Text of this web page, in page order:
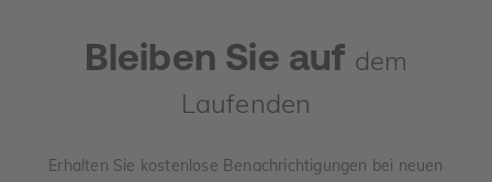
Bleiben Sie auf dem
Laufenden
Erhalten Sie kostenlose Benachrichtigungen bei neuen